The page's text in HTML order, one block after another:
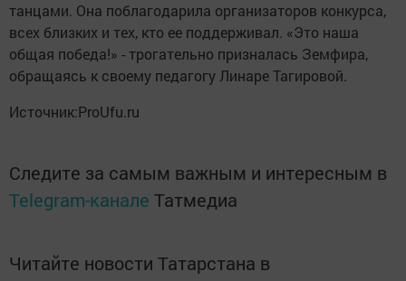
танцами. Она поблагодарила организаторов конкурса,
всех близких и тех, кто ее поддерживал. «Это наша
общая победа!» - трогательно призналась Земфира,
обращаясь к своему педагогу Линаре Тагировой.
Источник:ProUfu.ru
Следите за самым важным и интересным в
Telegram-канале Татмедиа
Читайте новости Татарстана в